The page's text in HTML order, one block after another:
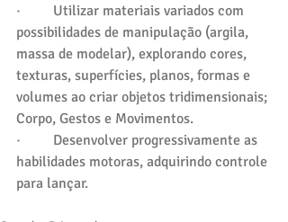
·         Utilizar materiais variados com
possibilidades de manipulação (argila,
massa de modelar), explorando cores,
texturas, superfícies, planos, formas e
volumes ao criar objetos tridimensionais;
Corpo, Gestos e Movimentos.
·         Desenvolver progressivamente as
habilidades motoras, adquirindo controle
para lançar.